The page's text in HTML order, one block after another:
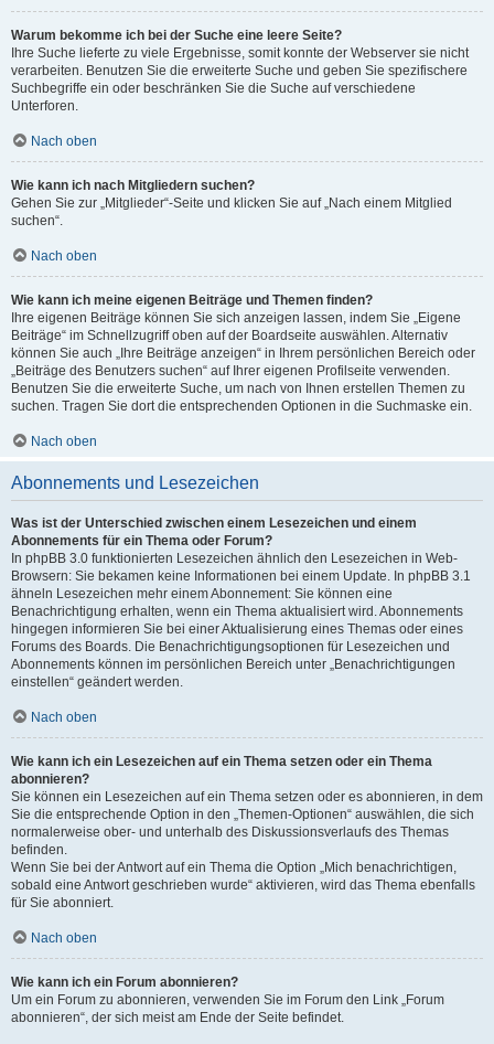
Warum bekomme ich bei der Suche eine leere Seite?
Ihre Suche lieferte zu viele Ergebnisse, somit konnte der Webserver sie nicht
verarbeiten. Benutzen Sie die erweiterte Suche und geben Sie spezifischere
Suchbegriffe ein oder beschränken Sie die Suche auf verschiedene
Unterforen.
Nach oben
Wie kann ich nach Mitgliedern suchen?
Gehen Sie zur „Mitglieder“-Seite und klicken Sie auf „Nach einem Mitglied
suchen“.
Nach oben
Wie kann ich meine eigenen Beiträge und Themen finden?
Ihre eigenen Beiträge können Sie sich anzeigen lassen, indem Sie „Eigene
Beiträge“ im Schnellzugriff oben auf der Boardseite auswählen. Alternativ
können Sie auch „Ihre Beiträge anzeigen“ in Ihrem persönlichen Bereich oder
„Beiträge des Benutzers suchen“ auf Ihrer eigenen Profilseite verwenden.
Benutzen Sie die erweiterte Suche, um nach von Ihnen erstellen Themen zu
suchen. Tragen Sie dort die entsprechenden Optionen in die Suchmaske ein.
Nach oben
Abonnements und Lesezeichen
Was ist der Unterschied zwischen einem Lesezeichen und einem
Abonnements für ein Thema oder Forum?
In phpBB 3.0 funktionierten Lesezeichen ähnlich den Lesezeichen in Web-
Browsern: Sie bekamen keine Informationen bei einem Update. In phpBB 3.1
ähneln Lesezeichen mehr einem Abonnement: Sie können eine
Benachrichtigung erhalten, wenn ein Thema aktualisiert wird. Abonnements
hingegen informieren Sie bei einer Aktualisierung eines Themas oder eines
Forums des Boards. Die Benachrichtigungsoptionen für Lesezeichen und
Abonnements können im persönlichen Bereich unter „Benachrichtigungen
einstellen“ geändert werden.
Nach oben
Wie kann ich ein Lesezeichen auf ein Thema setzen oder ein Thema
abonnieren?
Sie können ein Lesezeichen auf ein Thema setzen oder es abonnieren, in dem
Sie die entsprechende Option in den „Themen-Optionen“ auswählen, die sich
normalerweise ober- und unterhalb des Diskussionsverlaufs des Themas
befinden.
Wenn Sie bei der Antwort auf ein Thema die Option „Mich benachrichtigen,
sobald eine Antwort geschrieben wurde“ aktivieren, wird das Thema ebenfalls
für Sie abonniert.
Nach oben
Wie kann ich ein Forum abonnieren?
Um ein Forum zu abonnieren, verwenden Sie im Forum den Link „Forum
abonnieren“, der sich meist am Ende der Seite befindet.